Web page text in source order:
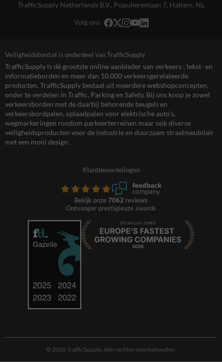
TrafficSupply Netherlands B.V., Populierenlaan 7, Hattem, NL
Volg ons
Veiligheidsbord.nl is onderdeel van TrafficSupply
TrafficSupply is dé grootste online aanbieder van verkeers-, tekst- en
informatieborden en meer dan 10.000 verkeersgerelateerde
producten. TrafficSupply bestaat uit meerdere webshopconcepten,
onder te verdelen in Traffic, Parking en Safety. Bij ons koop je zowel
verkeersborden met de daarbij behorende beugels en
verkeersbordpalen, oplaadpalen voor elektrische auto’s,
wegmarkeringen rondom parkeerterreinen maar ook diverse
veiligheidsproducten voor de industrie en duurzaam straatmeubilair
met een mooi design.
Klantbeoordelingen
Bekijk onze 7062 reviews
Ontvanger prestigieuze awards
© 2026 TrafficSupply. Alle rechten voorbehouden.